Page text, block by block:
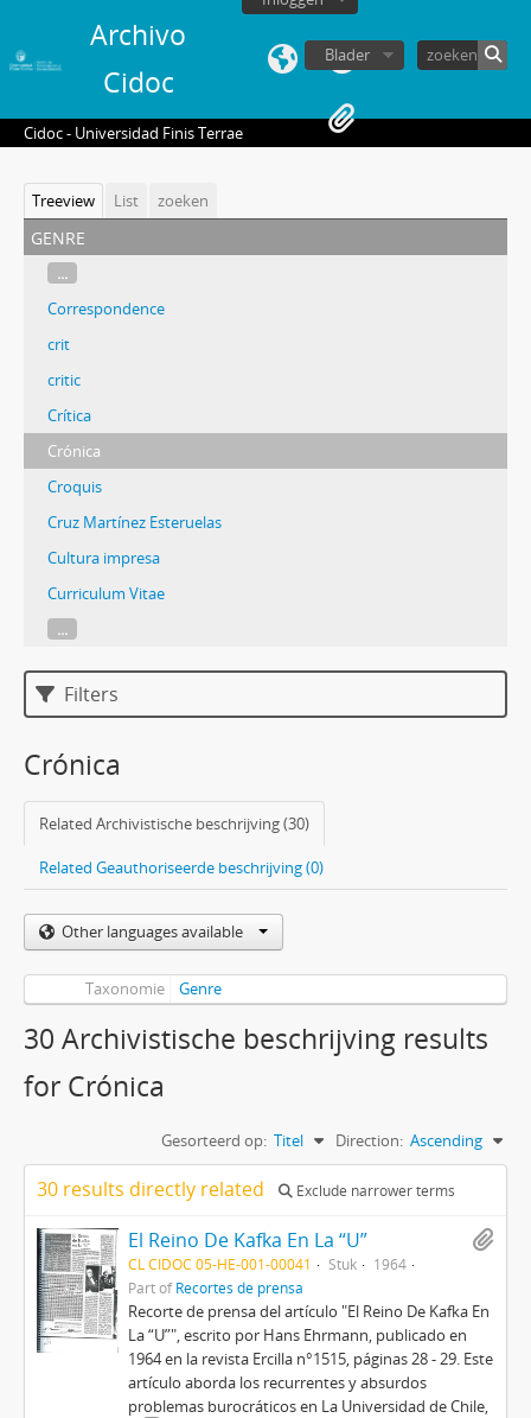
Archivo
Cidoc
Blader
Cidoc - Universidad Finis Terrae
Treeview List zoeken
genre
...
Correspondence
crit
critic
Crítica
Crónica
Croquis
Cruz Martínez Esteruelas
Cultura impresa
Curriculum Vitae
...
Filters
Crónica
Related Archivistische beschrijving (30)
Related Geauthoriseerde beschrijving (0)
Other languages available
Taxonomie Genre
30 Archivistische beschrijving results
for Crónica
Gesorteerd op: Titel Direction: Ascending
30 results directly related Exclude narrower terms
El Reino De Kafka En La “U”
CL CIDOC 05-HE-001-00041 Stuk
1964
Part ofRecortes de prensa
Recorte de prensa del artículo "El Reino De Kafka En
La “U”", escrito por Hans Ehrmann, publicado en
1964 en la revista Ercilla n°1515, páginas 28 - 29. Este
artículo aborda los recurrentes y absurdos
problemas burocráticos en La Universidad de Chile,